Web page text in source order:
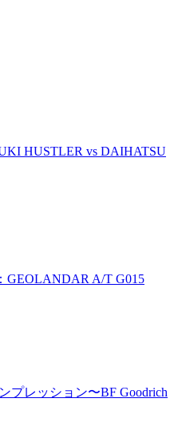
HUSTLER vs DAIHATSU
GEOLANDAR A/T G015
プレッション〜BF Goodrich